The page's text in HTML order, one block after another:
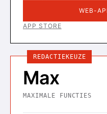
WEB-
APP STORE
REDACTIEKEUZE
Max
MAXIMALE FUNCTIES